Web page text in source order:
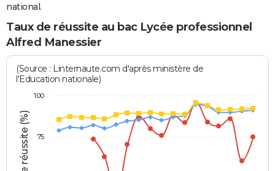
national.
Taux de réussite au bac Lycée professionnel
Alfred Manessier
(Source : Linternaute.com d'après ministère de
l'Education nationale)
100
75